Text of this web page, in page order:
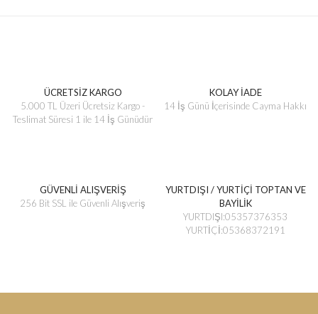
ÜCRETSİZ KARGO
5.000 TL Üzeri Ücretsiz Kargo -
Teslimat Süresi 1 ile 14 İş Günüdür
KOLAY İADE
14 İş Günü İçerisinde Cayma Hakkı
GÜVENLİ ALIŞVERİŞ
256 Bit SSL ile Güvenli Alışveriş
YURTDIŞI / YURTİÇİ TOPTAN VE
BAYİLİK
YURTDIŞI:05357376353
YURTİÇİ:05368372191